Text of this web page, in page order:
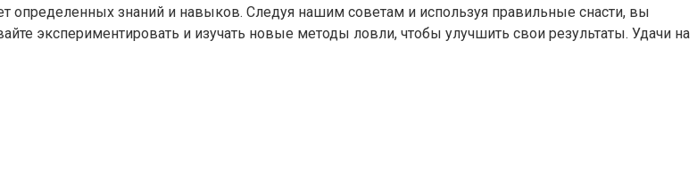
определенных знаний и навыков. Следуя нашим советам и используя правильные снасти, вы
экспериментировать и изучать новые методы ловли, чтобы улучшить свои результаты. Удачи на